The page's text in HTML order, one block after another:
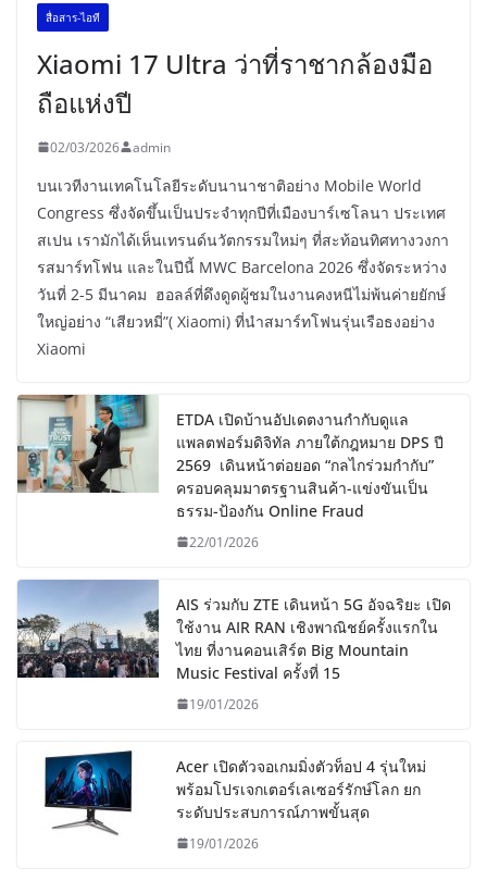
สื่อสาร-ไอที
Xiaomi 17 Ultra ว่าที่ราชากล้องมือ
ถือแห่งปี
02/03/2026 admin
บนเวทีงานเทคโนโลยีระดับนานาชาติอย่าง Mobile World
Congress ซึ่งจัดขึ้นเป็นประจำทุกปีที่เมืองบาร์เซโลนา ประเทศ
สเปน เรามักได้เห็นเทรนด์นวัตกรรมใหม่ๆ ที่สะท้อนทิศทางวงกา
รสมาร์ทโฟน และในปีนี้ MWC Barcelona 2026 ซึ่งจัดระหว่าง
วันที่ 2-5 มีนาคม ฮอลล์ที่ดึงดูดผู้ชมในงานคงหนีไม่พ้นค่ายยักษ์
ใหญ่อย่าง “เสียวหมี่”( Xiaomi) ที่นำสมาร์ทโฟนรุ่นเรือธงอย่าง
Xiaomi
ETDA เปิดบ้านอัปเดตงานกำกับดูแล
แพลตฟอร์มดิจิทัล ภายใต้กฎหมาย DPS ปี
2569 เดินหน้าต่อยอด “กลไกร่วมกำกับ”
ครอบคลุมมาตรฐานสินค้า-แข่งขันเป็น
ธรรม-ป้องกัน Online Fraud
22/01/2026
AIS ร่วมกับ ZTE เดินหน้า 5G อัจฉริยะ เปิด
ใช้งาน AIR RAN เชิงพาณิชย์ครั้งแรกใน
ไทย ที่งานคอนเสิร์ต Big Mountain
Music Festival ครั้งที่ 15
19/01/2026
Acer เปิดตัวจอเกมมิ่งตัวท็อป 4 รุ่นใหม่
พร้อมโปรเจกเตอร์เลเซอร์รักษ์โลก ยก
ระดับประสบการณ์ภาพขั้นสุด
19/01/2026